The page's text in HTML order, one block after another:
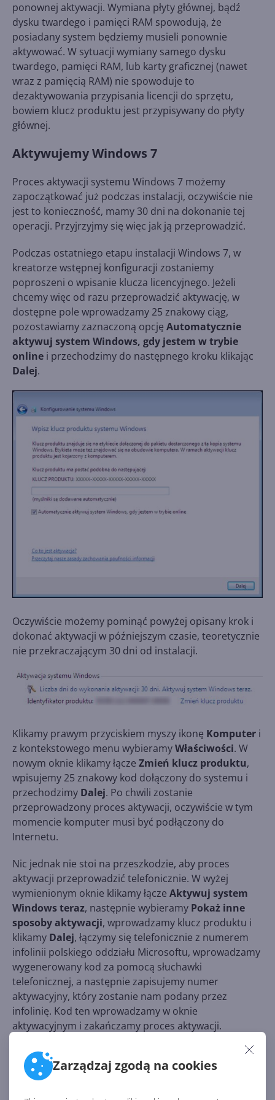
Zarządzaj zgodą na cookies
ponownej aktywacji. Wymiana płyty głównej, bądź
dysku twardego i pamięci RAM spowodują, że
posiadany system będziemy musieli ponownie
aktywować. W sytuacji wymiany samego dysku
twardego, pamięci RAM, lub karty graficznej (nawet
wraz z pamięcią RAM) nie spowoduje to
dezaktywowania przypisania licencji do sprzętu,
bowiem klucz produktu jest przypisywany do płyty
głównej.
Aktywujemy Windows 7
Proces aktywacji systemu Windows 7 możemy
zapoczątkować już podczas instalacji, oczywiście nie
jest to konieczność, mamy 30 dni na dokonanie tej
operacji. Przyjrzyjmy się więc jak ją przeprowadzić.
Podczas ostatniego etapu instalacji Windows 7, w
kreatorze wstępnej konfiguracji zostaniemy
poproszeni o wpisanie klucza licencyjnego. Jeżeli
chcemy więc od razu przeprowadzić aktywację, w
dostępne pole wprowadzamy 25 znakowy ciąg,
pozostawiamy zaznaczoną opcję Automatycznie
aktywuj system Windows, gdy jestem w trybie
online i przechodzimy do następnego kroku klikając
Dalej.
Oczywiście możemy pominąć powyżej opisany krok i
dokonać aktywacji w późniejszym czasie, teoretycznie
nie przekraczającym 30 dni od instalacji.
Klikamy prawym przyciskiem myszy ikonę Komputer i
z kontekstowego menu wybieramyWłaściwości. W
nowym oknie klikamy łącze Zmień klucz produktu,
wpisujemy 25 znakowy kod dołączony do systemu i
przechodzimy Dalej. Po chwili zostanie
przeprowadzony proces aktywacji, oczywiście w tym
momencie komputer musi być podłączony do
Internetu.
Nic jednak nie stoi na przeszkodzie, aby proces
aktywacji przeprowadzić telefonicznie. W wyżej
wymienionym oknie klikamy łącze Aktywuj system
Windows teraz, następnie wybieramy Pokaż inne
sposoby aktywacji, wprowadzamy klucz produktu i
klikamy Dalej, łączymy się telefonicznie z numerem
infolinii polskiego oddziału Microsoftu, wprowadzamy
wygenerowany kod za pomocą słuchawki
telefonicznej, a następnie zapisujemy numer
aktywacyjny, który zostanie nam podany przez
infolinię. Kod ten wprowadzamy w oknie
aktywacyjnym i zakańczamy proces aktywacji.